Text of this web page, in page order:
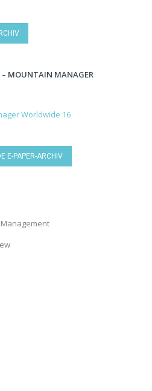
– MOUNTAIN MANAGER
E-PAPER-ARCHIV